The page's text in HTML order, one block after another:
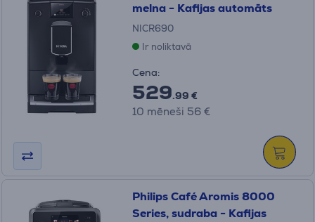
melna - Kafijas automāts
NICR690
Ir noliktavā
Cena:
529.99 €
10 mēneši 56 €
Philips Café Aromis 8000
Series, sudraba - Kafijas